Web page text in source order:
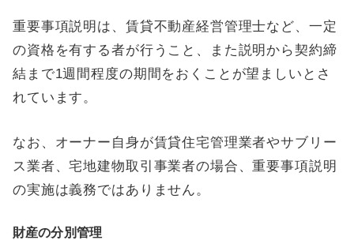
重要事項説明は、賃貸不動産経営管理士など、一定
の資格を有する者が行うこと、また説明から契約締
結まで1週間程度の期間をおくことが望ましいとさ
れています。
なお、オーナー自身が賃貸住宅管理業者やサブリー
ス業者、宅地建物取引事業者の場合、重要事項説明
の実施は義務ではありません。
財産の分別管理